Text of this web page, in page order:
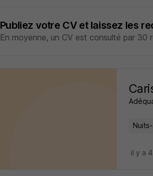
Publiez votre CV et laissez les
En moyenne, un CV est consulté par 30
il y a